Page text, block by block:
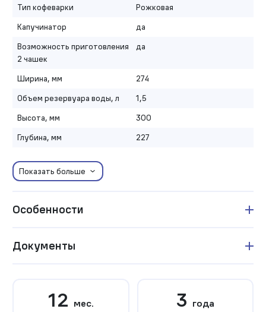
Тип кофеварки
Рожковая
Капучинатор
да
Возможность приготовления
2 чашек
да
Ширина, мм
274
Объем резервуара воды, л
1,5
Высота, мм
300
Глубина, мм
227
Показать больше
Особенности
Документы
12 мес. 3 года